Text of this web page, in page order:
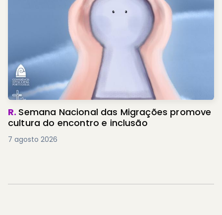
R. Semana Nacional das Migrações promove
cultura do encontro e inclusão
7 agosto 2026